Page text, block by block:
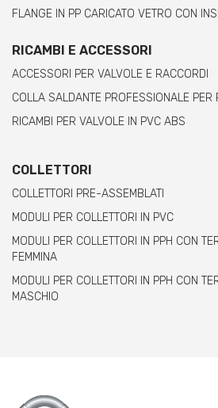
FLANGE IN PP CARICATO VETRO CON
RICAMBI E ACCESSORI
ACCESSORI PER VALVOLE E RACCORDI
COLLA SALDANTE PROFESSIONALE PER
RICAMBI PER VALVOLE IN PVC ABS
COLLETTORI
COLLETTORI PRE-ASSEMBLATI
MODULI PER COLLETTORI IN PVC
MODULI PER COLLETTORI IN PPH CON
FEMMINA
MODULI PER COLLETTORI IN PPH CON
MASCHIO